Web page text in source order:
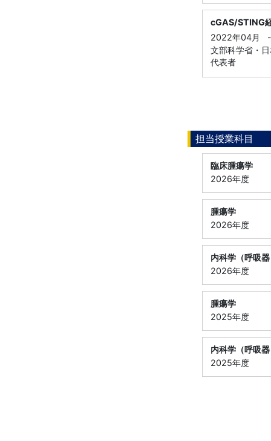
cGAS/STING
2022年04月
-
文部科学省・
代表者
担当授業科目
臨床腫瘍学
2026年度
腫瘍学
2026年度
内科学（呼吸
2026年度
腫瘍学
2025年度
内科学（呼吸
2025年度